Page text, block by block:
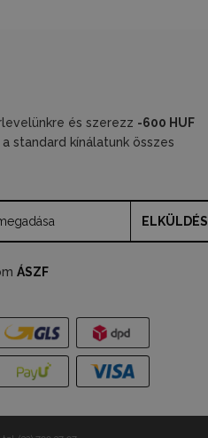
és szerezz -600 HUF
standard kínálatunk összes
ELKÜLDÉS
ÁSZF